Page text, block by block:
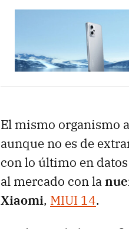
El mismo organismo
aunque no es de
con lo último en
al mercado con la
Xiaomi, MIUI 14.